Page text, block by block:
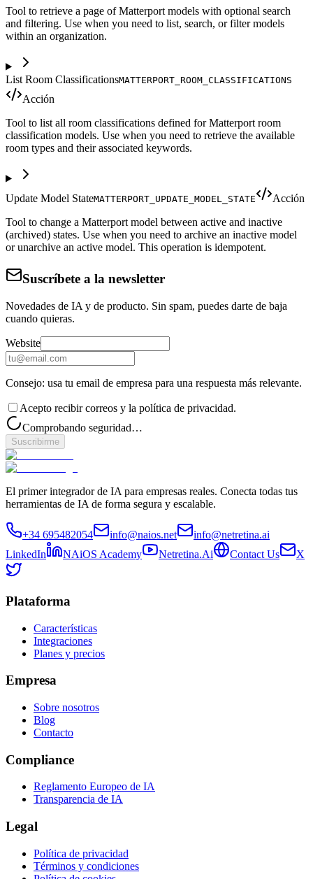
Tool to retrieve a page of Matterport models with optional search
and filtering. Use when you need to list, search, or filter models
within an organization.
List Room ClassificationsMATTERPORT_ROOM_CLASSIFICATIONS
Acción
Tool to list all room classifications defined for Matterport room
classification models. Use when you need to retrieve the available
room types and their associated keywords.
Update Model StateMATTERPORT_UPDATE_MODEL_STATE
Acción
Tool to change a Matterport model between active and inactive
(archived) states. Use when you need to archive an inactive model
or unarchive an active model. This operation is idempotent.
Suscríbete a la newsletter
Novedades de IA y de producto. Sin spam, puedes darte de baja
cuando quieras.
Website
Consejo: usa tu email de empresa para una respuesta más relevante.
Acepto recibir correos y la política de privacidad.
Comprobando seguridad…
Suscribirme
El primer integrador de IA para empresas reales. Conecta todas tus
herramientas de IA de forma segura y escalable.
+34 695482054 info@naios.net
info@netretina.ai
LinkedIn
NAiOS Academy Netretina.Ai Contact Us X
Plataforma
Características
Integraciones
Planes y precios
Empresa
Sobre nosotros
Blog
Contacto
Compliance
Reglamento Europeo de IA
Transparencia de IA
Legal
Política de privacidad
Términos y condiciones